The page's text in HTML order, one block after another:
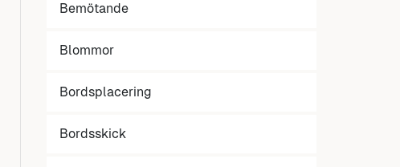
Bemötande
Blommor
Bordsplacering
Bordsskick